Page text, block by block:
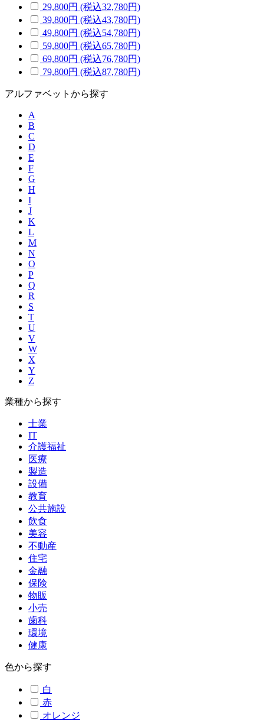
29,800円 (税込32,780円)
39,800円 (税込43,780円)
49,800円 (税込54,780円)
59,800円 (税込65,780円)
69,800円 (税込76,780円)
79,800円 (税込87,780円)
アルファベットから探す
A
B
C
D
E
F
G
H
I
J
K
L
M
N
O
P
Q
R
S
T
U
V
W
X
Y
Z
業種から探す
士業
IT
介護福祉
医療
製造
設備
教育
公共施設
飲食
美容
不動産
住宅
金融
保険
物販
小売
歯科
環境
健康
色から探す
白
赤
オレンジ